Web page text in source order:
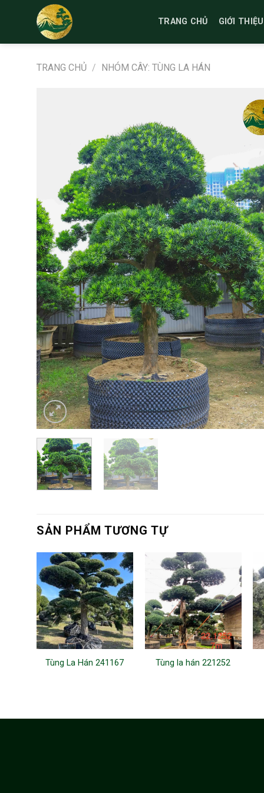
TRANG CHỦ GIỚI THIỆU
TRANG CHỦ / NHÓM CÂY: TÙNG LA HÁN
SẢN PHẨM TƯƠNG TỰ
Tùng La Hán 241167 Tùng la hán 221252